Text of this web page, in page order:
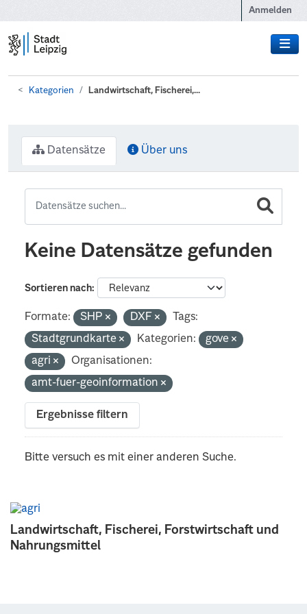
Anmelden
Kategorien Landwirtschaft, Fischerei,...
Landwirtschaft, Fischerei, Forstwirtschaft und
Nahrungsmittel
Datensätze Über uns
Keine Datensätze gefunden
Sortieren nach
Formate: SHP DXF
Tags:
Stadtgrundkarte
Kategorien:
gove
agri
Organisationen:
amt-fuer-geoinformation
Ergebnisse filtern
Bitte versuch es mit einer anderen Suche.